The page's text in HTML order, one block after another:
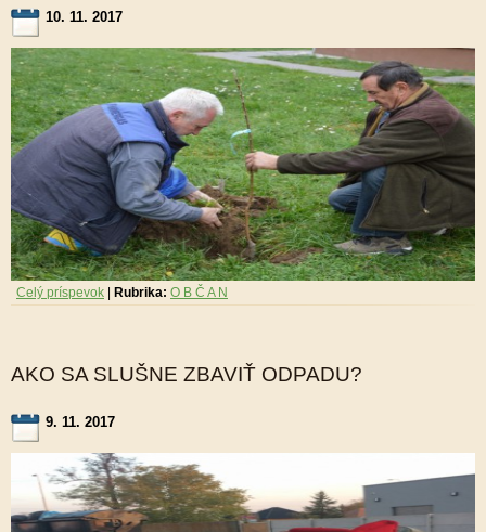
10. 11. 2017
Celý príspevok Rubrika: O B Č A N
AKO SA SLUŠNE ZBAVIŤ ODPADU?
9. 11. 2017